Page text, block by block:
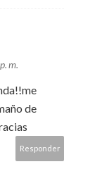
m.
de
Responder